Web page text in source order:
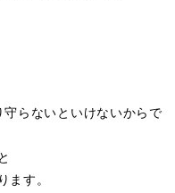
らないといけないからで
ます。